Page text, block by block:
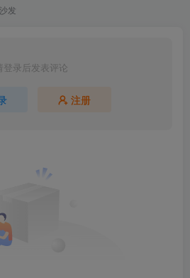
发
登录后发表评论
注册